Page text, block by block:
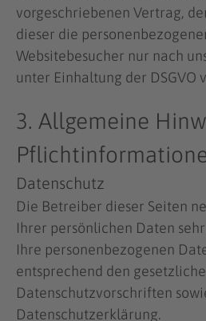
vorgeschriebenen Vertrag,
dieser die
Websitebesucher nur nach
unter Einhaltung der DSGVO
3. Allgemeine
Datenschutz
Die Betreiber dieser Seiten
Ihrer persönlichen Daten
Ihre personenbezogenen
entsprechend den
Datenschutzvorschriften
Datenschutzerklärung.